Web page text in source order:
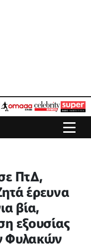
ΠτΔ,
έρευνα
βία,
εξουσίας
Φυλακών